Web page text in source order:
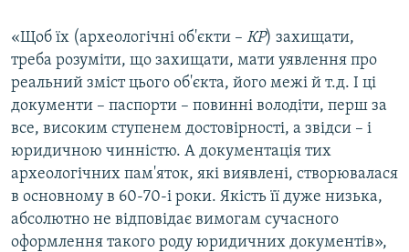
ІНФОГРАФІКА
ДОЛУЧАЙСЯ!
Усі сайти RFE/RL
«Щоб їх (археологічні об'єкти – КР) захищати,
треба розуміти, що захищати, мати уявлення про
реальний зміст цього об'єкта, його межі й т.д. І ці
документи – паспорти – повинні володіти, перш за
все, високим ступенем достовірності, а звідси – і
юридичною чинністю. А документація тих
археологічних пам'яток, які виявлені, створювалася
в основному в 60-70-і роки. Якість її дуже низька,
абсолютно не відповідає вимогам сучасного
оформлення такого роду юридичних документів»,